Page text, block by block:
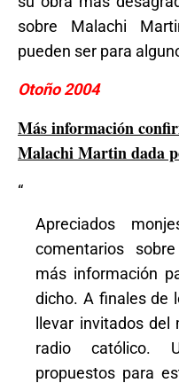
sobre Malachi
pueden ser para
Otoño 2004
Más información
Malachi Martin dada
“
Apreciados
comentarios
más información
dicho. A finales de
llevar invitados
radio católico.
propuestos para